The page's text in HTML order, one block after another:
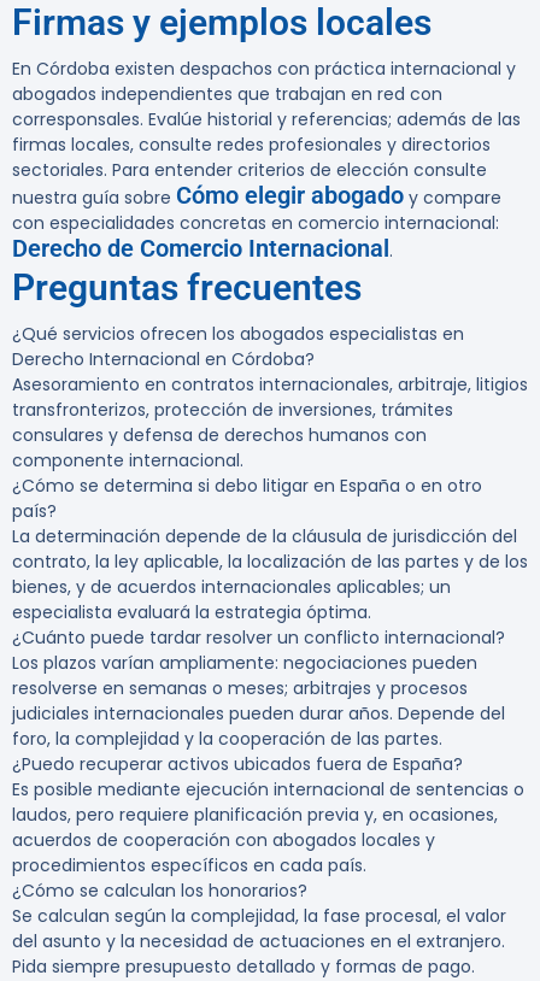
Firmas y ejemplos locales
En Córdoba existen despachos con práctica internacional y
abogados independientes que trabajan en red con
corresponsales. Evalúe historial y referencias; además de las
firmas locales, consulte redes profesionales y directorios
sectoriales. Para entender criterios de elección consulte
nuestra guía sobre Cómo elegir abogado y compare
con especialidades concretas en comercio internacional:
Derecho de Comercio Internacional.
Preguntas frecuentes
¿Qué servicios ofrecen los abogados especialistas en
Derecho Internacional en Córdoba?
Asesoramiento en contratos internacionales, arbitraje, litigios
transfronterizos, protección de inversiones, trámites
consulares y defensa de derechos humanos con
componente internacional.
¿Cómo se determina si debo litigar en España o en otro
país?
La determinación depende de la cláusula de jurisdicción del
contrato, la ley aplicable, la localización de las partes y de los
bienes, y de acuerdos internacionales aplicables; un
especialista evaluará la estrategia óptima.
¿Cuánto puede tardar resolver un conflicto internacional?
Los plazos varían ampliamente: negociaciones pueden
resolverse en semanas o meses; arbitrajes y procesos
judiciales internacionales pueden durar años. Depende del
foro, la complejidad y la cooperación de las partes.
¿Puedo recuperar activos ubicados fuera de España?
Es posible mediante ejecución internacional de sentencias o
laudos, pero requiere planificación previa y, en ocasiones,
acuerdos de cooperación con abogados locales y
procedimientos específicos en cada país.
¿Cómo se calculan los honorarios?
Se calculan según la complejidad, la fase procesal, el valor
del asunto y la necesidad de actuaciones en el extranjero.
Pida siempre presupuesto detallado y formas de pago.